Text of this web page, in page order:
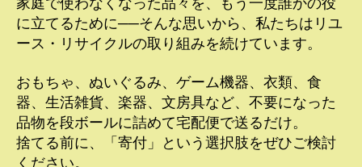
家庭で使わなくなった品々を、もう一度誰かの役
に立てるために──そんな思いから、私たちはリユ
ース・リサイクルの取り組みを続けています。
おもちゃ、ぬいぐるみ、ゲーム機器、衣類、食
器、生活雑貨、楽器、文房具など、不要になった
品物を段ボールに詰めて宅配便で送るだけ。
捨てる前に、「寄付」という選択肢をぜひご検討
ください。